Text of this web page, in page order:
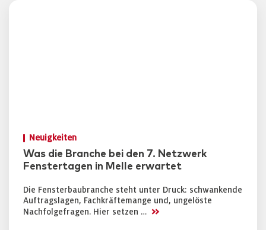
Neuigkeiten
Was die Branche bei den 7. Netzwerk
Fenstertagen in Melle erwartet
Die Fensterbaubranche steht unter Druck: schwankende
Auftragslagen, Fachkräftemange und, ungelöste
Nachfolgefragen. Hier setzen … >>